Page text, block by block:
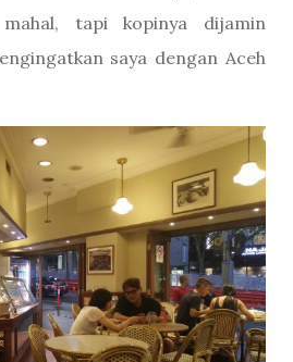
tapi kopinya dijamin
saya dengan Aceh